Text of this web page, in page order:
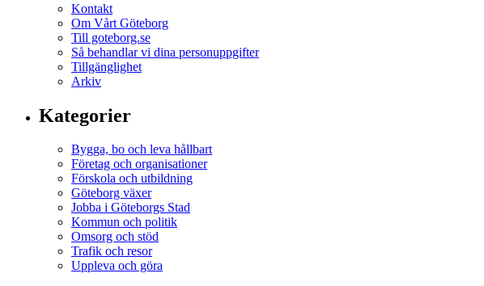
Kontakt
Om Vårt Göteborg
Till goteborg.se
Så behandlar vi dina personuppgifter
Tillgänglighet
Arkiv
Kategorier
Bygga, bo och leva hållbart
Företag och organisationer
Förskola och utbildning
Göteborg växer
Jobba i Göteborgs Stad
Kommun och politik
Omsorg och stöd
Trafik och resor
Uppleva och göra